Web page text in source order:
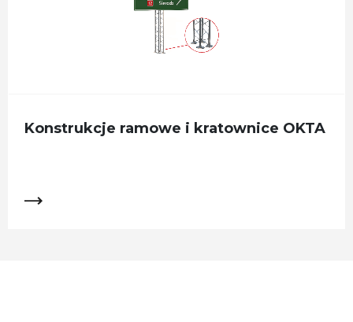
Konstrukcje ramowe i kratownice OKTA